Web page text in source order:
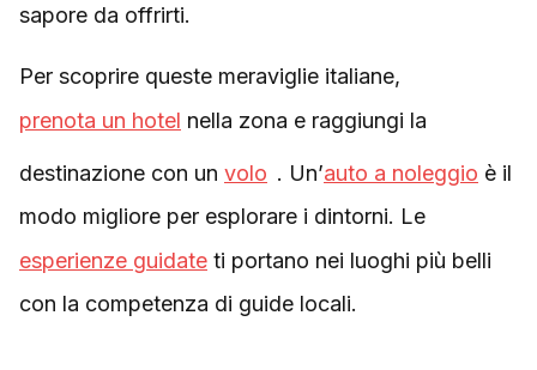
sapore da offrirti.
Per scoprire queste meraviglie italiane,
prenota un hotel nella zona e raggiungi la
destinazione con un volo . Un’auto a noleggio è il
modo migliore per esplorare i dintorni. Le
esperienze guidate ti portano nei luoghi più belli
con la competenza di guide locali.